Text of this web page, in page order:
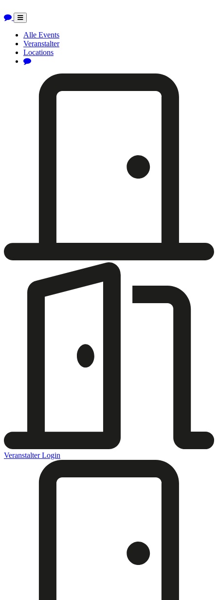
Toggle
navigation
Alle Events
Veranstalter
Locations
Veranstalter Login